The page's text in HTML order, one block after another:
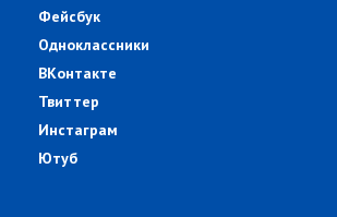
Фейсбук
Одноклассники
ВКонтакте
Твиттер
Инстаграм
Ютуб